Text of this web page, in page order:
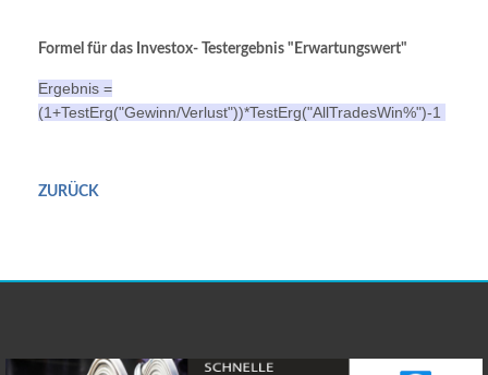
Formel für das Investox- Testergebnis "Erwartungswert"
Ergebnis =
(1+TestErg("Gewinn/Verlust"))*TestErg("AllTradesWin%")-1
ZURÜCK